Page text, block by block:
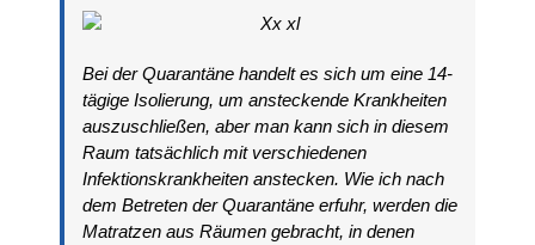
Bei der Quarantäne handelt es sich um eine 14-
tägige Isolierung, um ansteckende Krankheiten
auszuschließen, aber man kann sich in diesem
Raum tatsächlich mit verschiedenen
Infektionskrankheiten anstecken. Wie ich nach
dem Betreten der Quarantäne erfuhr, werden die
Matratzen aus Räumen gebracht, in denen